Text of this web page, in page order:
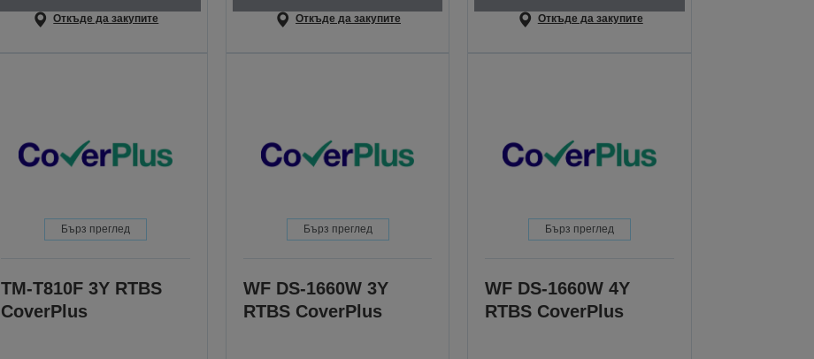
Откъде да закупите Откъде да закупите Откъде да закупите
Бърз преглед
TM-T810F 3Y RTBS
CoverPlus
Бърз преглед
WF DS-1660W 3Y
RTBS CoverPlus
Бърз преглед
WF DS-1660W 4Y
RTBS CoverPlus